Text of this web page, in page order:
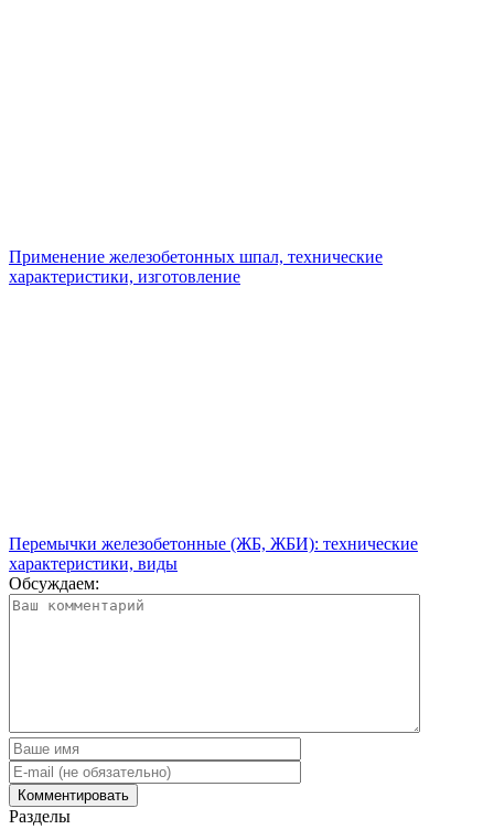
Применение железобетонных шпал, технические
характеристики, изготовление
Перемычки железобетонные (ЖБ, ЖБИ): технические
характеристики, виды
Обсуждаем:
Разделы